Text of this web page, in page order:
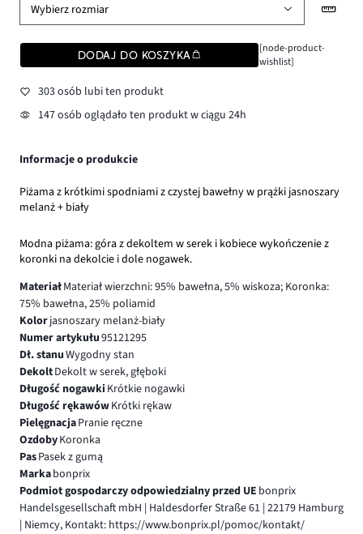
Wybierz rozmiar
DODAJ DO KOSZYKA
[node-product-
wishlist]
303 osób lubi ten produkt
147 osób oglądało ten produkt w ciągu 24h
Informacje o produkcie
Piżama z krótkimi spodniami z czystej bawełny w prążki jasnoszary
melanż + biały
Modna piżama: góra z dekoltem w serek i kobiece wykończenie z
koronki na dekolcie i dole nogawek.
MateriałMateriał wierzchni: 95% bawełna, 5% wiskoza; Koronka:
75% bawełna, 25% poliamid
Kolorjasnoszary melanż-biały
Numer artykułu95121295
Dł. stanuWygodny stan
DekoltDekolt w serek, głęboki
Długość nogawki Krótkie nogawki
Długość rękawówKrótki rękaw
PielęgnacjaPranie ręczne
OzdobyKoronka
PasPasek z gumą
Markabonprix
Podmiot gospodarczy odpowiedzialny przed UE bonprix
Handelsgesellschaft mbH | Haldesdorfer Straße 61 | 22179 Hamburg
| Niemcy, Kontakt: https://www.bonprix.pl/pomoc/kontakt/